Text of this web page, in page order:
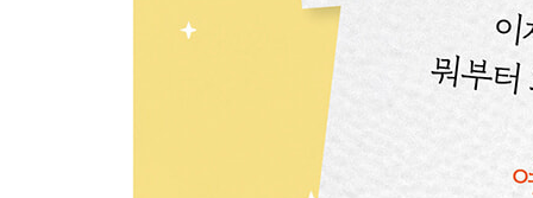
에필로그_ 끝까지 살아남는 투자자가 되기를!